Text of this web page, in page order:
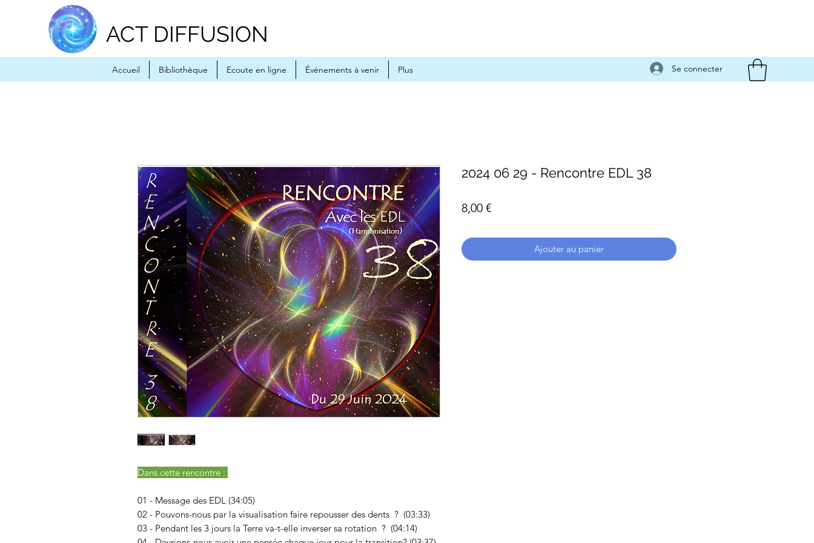
ACT DIFFUSION
Accueil Bibliothèque Ecoute en ligne Événements à venir Plus Se connecter
Dans cette rencontre :
01 - Message des EDL (34:05)
02 - Pouvons-nous par la visualisation faire repousser des dents ? (03:33)
03 - Pendant les 3 jours la Terre va-t-elle inverser sa rotation ? (04:14)
2024 06 29 - Rencontre EDL 38
8,00 €Prix
Ajouter au panier